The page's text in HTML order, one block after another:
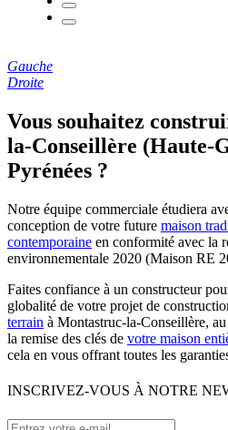
Gauche
Droite
Vous souhaitez
la-Conseillère (Haute-
Pyrénées ?
Notre équipe commerciale étudiera
conception de votre future maison
contemporaine en conformité avec la
environnementale 2020 (Maison RE
Faites confiance à un constructeur
globalité de votre projet de
terrain à Montastruc-la-Conseillère,
la remise des clés de votre maison
cela en vous offrant toutes les
INSCRIVEZ-VOUS À NOTRE